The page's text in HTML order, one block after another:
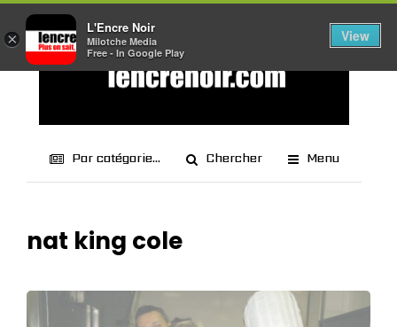
Par catégorie... Chercher Menu
nat king cole
×
L'Encre Noir
Milotche Media
Free - In Google Play
View